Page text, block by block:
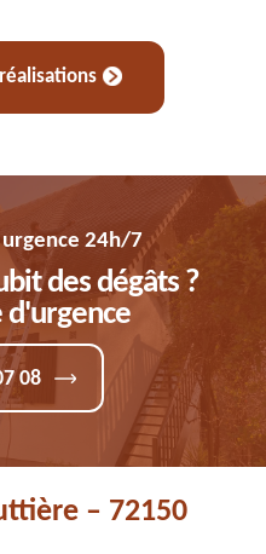
24h/7
des dégâts ?
d'urgence
08
– 72150